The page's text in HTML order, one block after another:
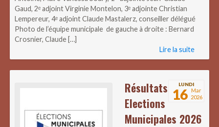
Gaud, 2ᵉ adjoint Virginie Montelon, 3ᵉ adjointe Christian
Lempereur, 4ᵉ adjoint Claude Mastalerz, conseiller délégué
Photo de l’équipe municipale de gauche à droite : Bernard
Crosnier, Claude […]
Lire la suite
LUNDI
16 Mar
2026
Résultats
Elections
Municipales 2026